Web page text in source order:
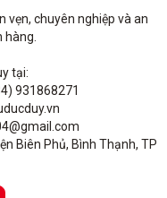
vẹn, chuyên nghiệp và an
hàng.
tại:
931868271
Biên Phủ, Bình Thạnh, TP